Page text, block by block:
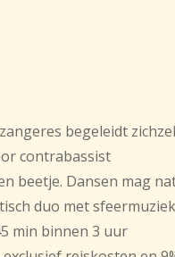
begeleidt
contrabassist
beetje. Dansen mag
duo met sfeermuziek
min binnen 3 uur